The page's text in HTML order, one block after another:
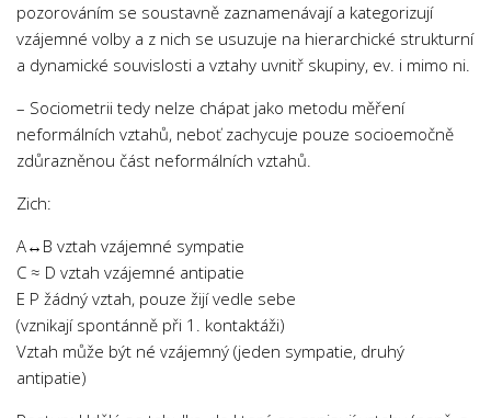
pozorováním se soustavně zaznamenávají a kategorizují
vzájemné volby a z nich se usuzuje na hierarchické strukturní
a dynamické souvislosti a vztahy uvnitř skupiny, ev. i mimo ni.
– Sociometrii tedy nelze chápat jako metodu měření
neformálních vztahů, neboť zachycuje pouze socioemočně
zdůrazněnou část neformálních vztahů.
Zich:
A↔B vztah vzájemné sympatie
C ≈ D vztah vzájemné antipatie
E P žádný vztah, pouze žijí vedle sebe
(vznikají spontánně při 1. kontaktáži)
Vztah může být né vzájemný (jeden sympatie, druhý
antipatie)